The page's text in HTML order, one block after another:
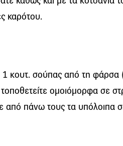
καρότου.
1 κουτ. σούπας από τη φάρσα
ομοιόμορφα σε
από πάνω τους τα υπόλοιπα